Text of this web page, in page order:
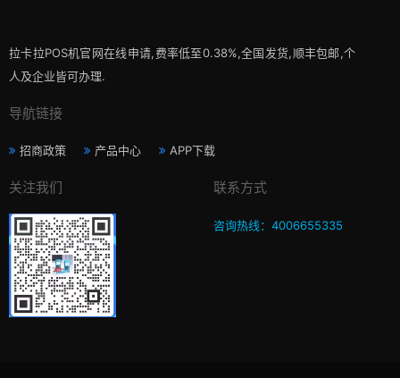
拉卡拉POS机官网在线申请,费率低至0.38%,全国发货,顺丰包邮,个
人及企业皆可办理.
导航链接
招商政策 产品中心 APP下载
关注我们 联系方式
咨询热线：4006655335